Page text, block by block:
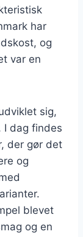
har
og
var en
sig,
I dag findes
der gør det
og
blevet
og en